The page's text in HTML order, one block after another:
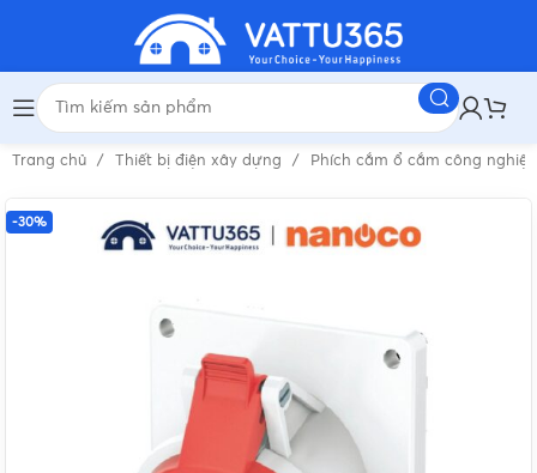
Trang chủ Thiết bị điện xây dựng Phích cắm ổ cắm công
-30%